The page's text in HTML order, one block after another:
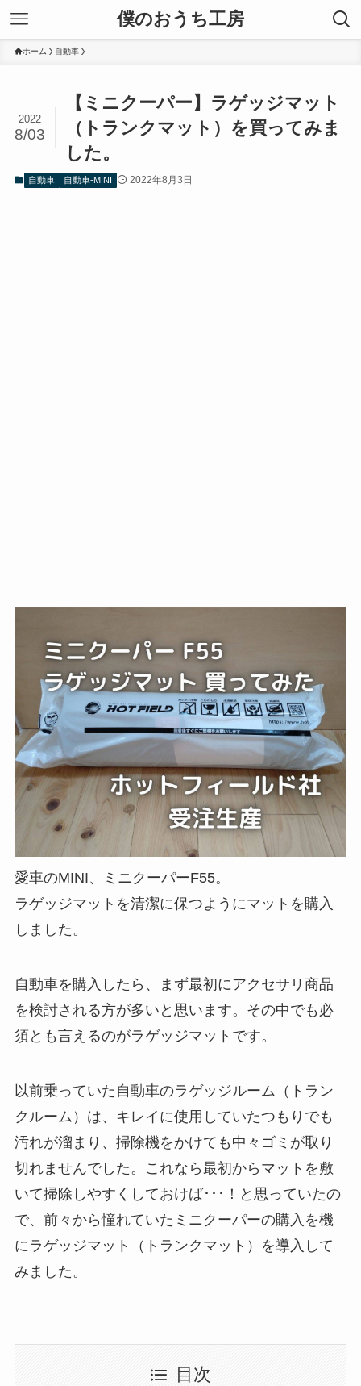
僕のおうち工房
ホーム 自動車
【ミニクーパー】ラゲッジマット
（トランクマット）を買ってみま
した。
2022
8/03
自動車 自動車-MINI 2022年8月3日
愛車のMINI、ミニクーパーF55。
ラゲッジマットを清潔に保つようにマットを購入
しました。
自動車を購入したら、まず最初にアクセサリ商品
を検討される方が多いと思います。その中でも必
須とも言えるのがラゲッジマットです。
以前乗っていた自動車のラゲッジルーム（トラン
クルーム）は、キレイに使用していたつもりでも
汚れが溜まり、掃除機をかけても中々ゴミが取り
切れませんでした。これなら最初からマットを敷
いて掃除しやすくしておけば･･･！と思っていたの
で、前々から憧れていたミニクーパーの購入を機
にラゲッジマット（トランクマット）を導入して
みました。
目次